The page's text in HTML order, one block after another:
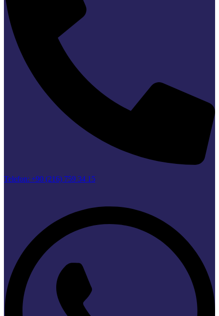
Telefon: +90 (216) 759 34 15